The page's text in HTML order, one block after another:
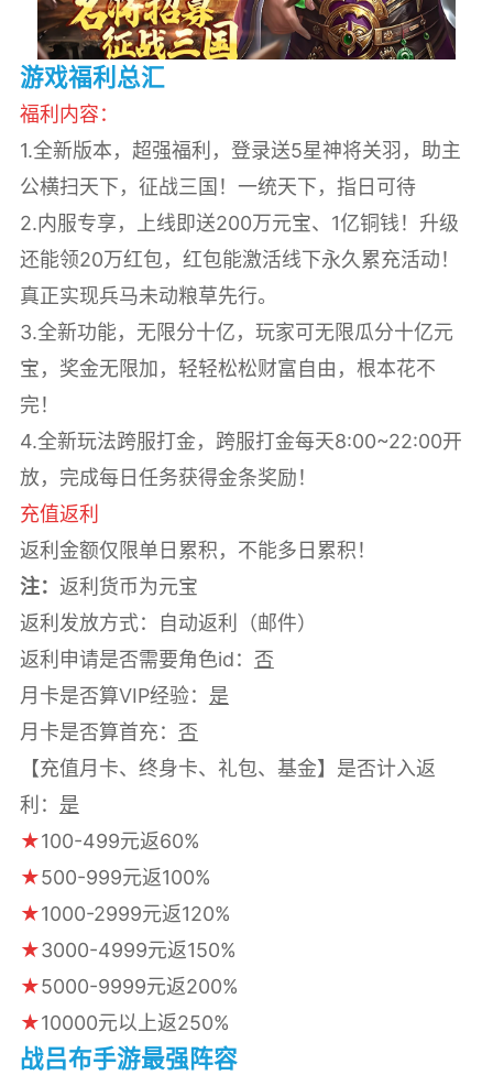
游戏福利总汇
福利内容：
1.全新版本，超强福利，登录送5星神将关羽，助主
公横扫天下，征战三国！一统天下，指日可待
2.内服专享，上线即送200万元宝、1亿铜钱！升级
还能领20万红包，红包能激活线下永久累充活动！
真正实现兵马未动粮草先行。
3.全新功能，无限分十亿，玩家可无限瓜分十亿元
宝，奖金无限加，轻轻松松财富自由，根本花不
完！
4.全新玩法跨服打金，跨服打金每天8:00~22:00开
放，完成每日任务获得金条奖励！
充值返利
返利金额仅限单日累积，不能多日累积！
注： 返利货币为元宝
返利发放方式：自动返利（邮件）
返利申请是否需要角色id： 否
月卡是否算VIP经验： 是
月卡是否算首充： 否
【充值月卡、终身卡、礼包、基金】是否计入返
利： 是
★100-499元返60%
★500-999元返100%
★1000-2999元返120%
★3000-4999元返150%
★5000-9999元返200%
★10000元以上返250%
战吕布手游最强阵容